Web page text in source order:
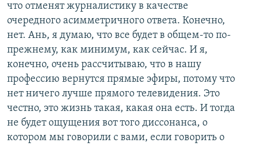
что отменят журналистику в качестве
очередного асимметричного ответа. Конечно,
нет. Ань, я думаю, что все будет в общем-то по-
прежнему, как минимум, как сейчас. И я,
конечно, очень рассчитываю, что в нашу
профессию вернутся прямые эфиры, потому что
нет ничего лучше прямого телевидения. Это
честно, это жизнь такая, какая она есть. И тогда
не будет ощущения вот того диссонанса, о
котором мы говорили с вами, если говорить о